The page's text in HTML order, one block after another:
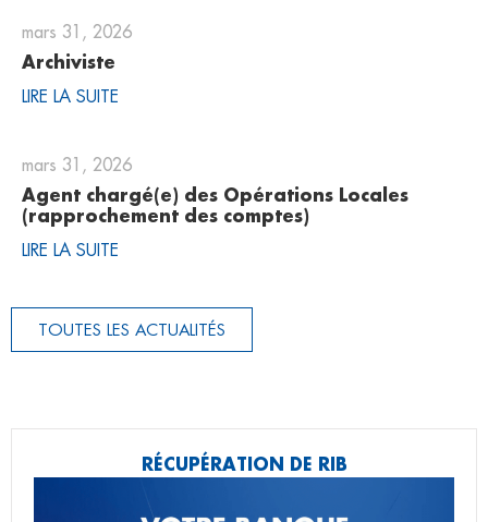
Archiviste
mars 31, 2026
LIRE LA SUITE
Agent chargé(e) des Opérations Locales
(rapprochement des comptes)
mars 31, 2026
LIRE LA SUITE
TOUTES LES ACTUALITÉS
RÉCUPÉRATION DE RIB